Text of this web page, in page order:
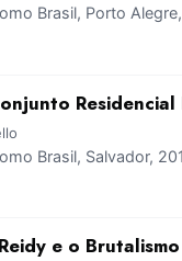
Brasil, Porto
Brasil, Salvador,
e o